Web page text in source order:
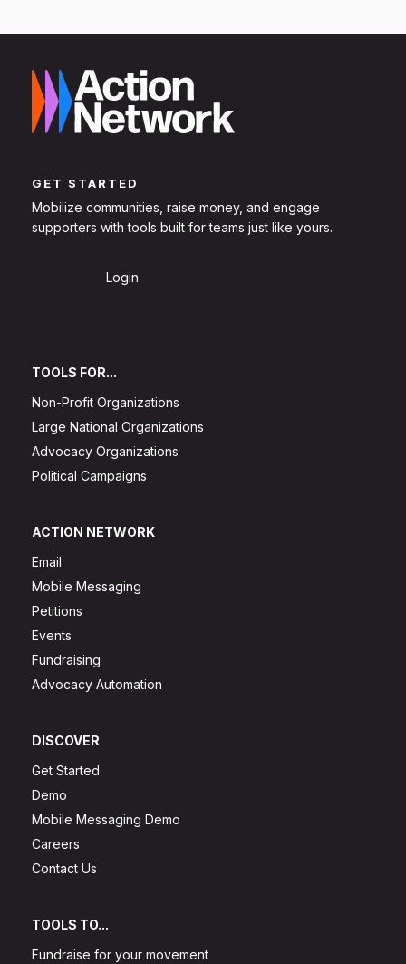
GET STARTED
Mobilize communities, raise money, and engage
supporters with tools built for teams just like yours.
Login
TOOLS FOR...
Non-Profit Organizations
Large National Organizations
Advocacy Organizations
Political Campaigns
ACTION NETWORK
Email
Mobile Messaging
Petitions
Events
Fundraising
Advocacy Automation
DISCOVER
Get Started
Demo
Mobile Messaging Demo
Careers
Contact Us
TOOLS TO...
Fundraise for your movement